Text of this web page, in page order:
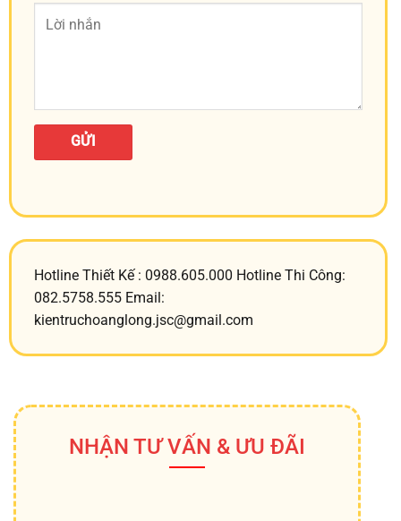
Hotline Thiết Kế : 0988.605.000 Hotline Thi Công:
082.5758.555 Email:
kientruchoanglong.jsc@gmail.com
NHẬN TƯ VẤN & ƯU ĐÃI